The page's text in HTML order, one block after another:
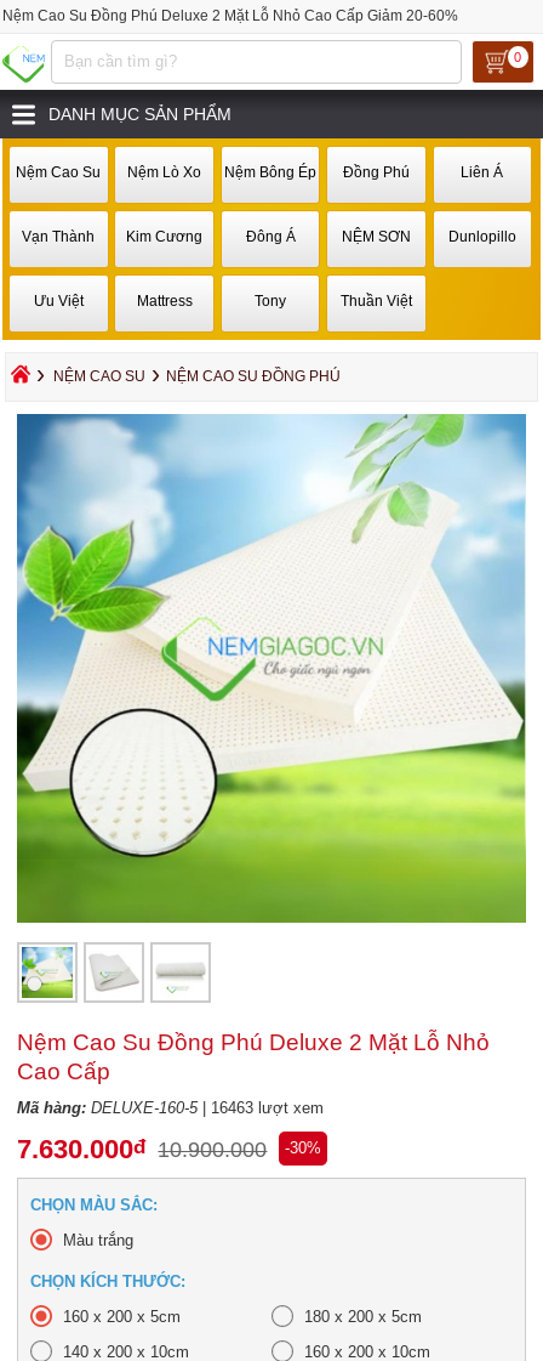
Nệm Cao Su Đồng Phú Deluxe 2 Mặt Lỗ Nhỏ Cao Cấp Giảm 20-60%
0
DANH MỤC SẢN PHẨM
Nệm Cao Su Nệm Lò Xo Nệm Bông Ép Đồng Phú Liên Á
Vạn Thành Kim Cương Đông Á NỆM SƠN Dunlopillo
Ưu Việt Mattress Tony Thuần Việt
› NỆM CAO SU › NỆM CAO SU ĐỒNG PHÚ
Nệm Cao Su Đồng Phú Deluxe 2 Mặt Lỗ Nhỏ
Cao Cấp
Mã hàng:DELUXE-160-5| 16463 lượt xem
7.630.000đ 10.900.000 -30%
CHỌN MÀU SẮC:
Màu trắng
CHỌN KÍCH THƯỚC:
160 x 200 x 5cm
180 x 200 x 5cm
140 x 200 x 10cm
160 x 200 x 10cm